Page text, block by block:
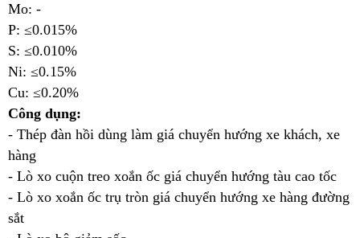
Mo: -
P: ≤0.015%
S: ≤0.010%
Ni: ≤0.15%
Cu: ≤0.20%
Công dụng:
- Thép đàn hồi dùng làm giá chuyển hướng xe khách, xe
hàng
- Lò xo cuộn treo xoắn ốc giá chuyển hướng tàu cao tốc
- Lò xo xoắn ốc trụ tròn giá chuyển hướng xe hàng đường
sắt